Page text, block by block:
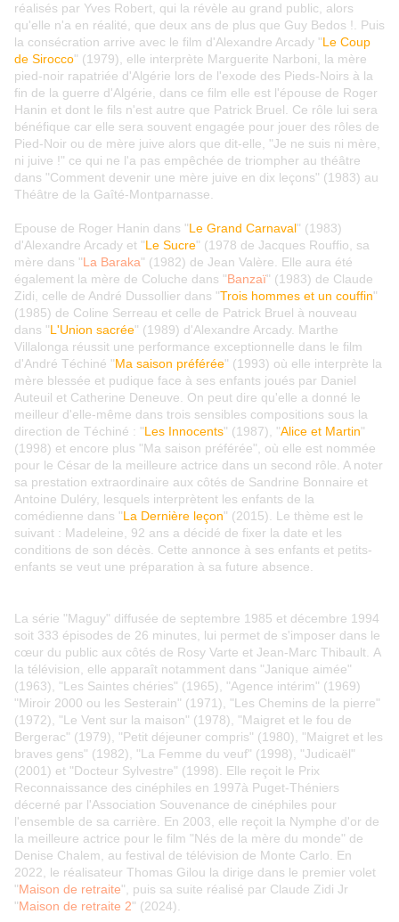
réalisés par Yves Robert, qui la révèle au grand public, alors
qu'elle n'a en réalité, que deux ans de plus que Guy Bedos !. Puis
la consécration arrive avec le film d'Alexandre Arcady "Le Coup
de Sirocco" (1979), elle interprète Marguerite Narboni, la mère
pied-noir rapatriée d'Algérie lors de l'exode des Pieds-Noirs à la
fin de la guerre d'Algérie, dans ce film elle est l'épouse de Roger
Hanin et dont le fils n'est autre que Patrick Bruel. Ce rôle lui sera
bénéfique car elle sera souvent engagée pour jouer des rôles de
Pied-Noir ou de mère juive alors que dit-elle, "Je ne suis ni mère,
ni juive !" ce qui ne l'a pas empêchée de triompher au théâtre
dans "Comment devenir une mère juive en dix leçons" (1983) au
Théâtre de la Gaîté-Montparnasse.
Epouse de Roger Hanin dans "Le Grand Carnaval" (1983)
d'Alexandre Arcady et "Le Sucre" (1978 de Jacques Rouffio, sa
mère dans "La Baraka" (1982) de Jean Valère. Elle aura été
également la mère de Coluche dans "Banzaï" (1983) de Claude
Zidi, celle de André Dussollier dans "Trois hommes et un couffin"
(1985) de Coline Serreau et celle de Patrick Bruel à nouveau
dans "L'Union sacrée" (1989) d'Alexandre Arcady. Marthe
Villalonga réussit une performance exceptionnelle dans le film
d'André Téchiné "Ma saison préférée" (1993) où elle interprète la
mère blessée et pudique face à ses enfants joués par Daniel
Auteuil et Catherine Deneuve. On peut dire qu'elle a donné le
meilleur d'elle-même dans trois sensibles compositions sous la
direction de Téchiné : "Les Innocents" (1987), "Alice et Martin"
(1998) et encore plus "Ma saison préférée", où elle est nommée
pour le César de la meilleure actrice dans un second rôle. A noter
sa prestation extraordinaire aux côtés de Sandrine Bonnaire et
Antoine Duléry, lesquels interprètent les enfants de la
comédienne dans "La Dernière leçon" (2015). Le thème est le
suivant : Madeleine, 92 ans a décidé de fixer la date et les
conditions de son décès. Cette annonce à ses enfants et petits-
enfants se veut une préparation à sa future absence.
La série "Maguy" diffusée de septembre 1985 et décembre 1994
soit 333 épisodes de 26 minutes, lui permet de s'imposer dans le
cœur du public aux côtés de Rosy Varte et Jean-Marc Thibault. A
la télévision, elle apparaît notamment dans "Janique aimée"
(1963), "Les Saintes chéries" (1965), "Agence intérim" (1969)
"Miroir 2000 ou les Sesterain" (1971), "Les Chemins de la pierre"
(1972), "Le Vent sur la maison" (1978), "Maigret et le fou de
Bergerac" (1979), "Petit déjeuner compris" (1980), "Maigret et les
braves gens" (1982), "La Femme du veuf" (1998), "Judicaël"
(2001) et "Docteur Sylvestre" (1998). Elle reçoit le Prix
Reconnaissance des cinéphiles en 1997à Puget-Théniers
décerné par l'Association Souvenance de cinéphiles pour
l'ensemble de sa carrière. En 2003, elle reçoit la Nymphe d'or de
la meilleure actrice pour le film "Nés de la mère du monde" de
Denise Chalem, au festival de télévision de Monte Carlo. En
2022, le réalisateur Thomas Gilou la dirige dans le premier volet
"Maison de retraite", puis sa suite réalisé par Claude Zidi Jr
"Maison de retraite 2" (2024).